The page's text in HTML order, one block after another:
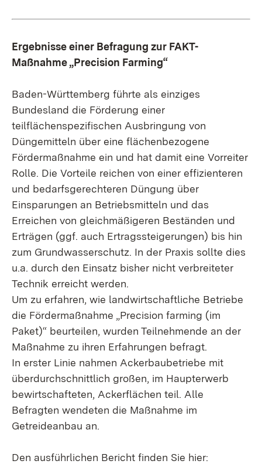
Ergebnisse einer Befragung zur FAKT-
Maßnahme „Precision Farming“
Baden-Württemberg führte als einziges
Bundesland die Förderung einer
teilflächenspezifischen Ausbringung von
Düngemitteln über eine flächenbezogene
Fördermaßnahme ein und hat damit eine Vorreiter
Rolle. Die Vorteile reichen von einer effizienteren
und bedarfsgerechteren Düngung über
Einsparungen an Betriebsmitteln und das
Erreichen von gleichmäßigeren Beständen und
Erträgen (ggf. auch Ertragssteigerungen) bis hin
zum Grundwasserschutz. In der Praxis sollte dies
u.a. durch den Einsatz bisher nicht verbreiteter
Technik erreicht werden.
Um zu erfahren, wie landwirtschaftliche Betriebe
die Fördermaßnahme „Precision farming (im
Paket)“ beurteilen, wurden Teilnehmende an der
Maßnahme zu ihren Erfahrungen befragt.
In erster Linie nahmen Ackerbaubetriebe mit
überdurchschnittlich großen, im Haupterwerb
bewirtschafteten, Ackerflächen teil. Alle
Befragten wendeten die Maßnahme im
Getreideanbau an.
Den ausführlichen Bericht finden Sie hier: